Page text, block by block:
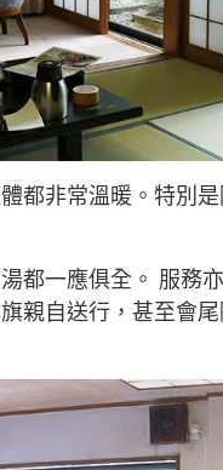
都非常溫暖。特別
都一應俱全。 服務
親自送行，甚至會